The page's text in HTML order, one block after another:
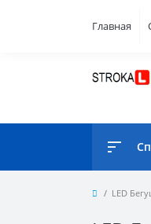
Главная
LED